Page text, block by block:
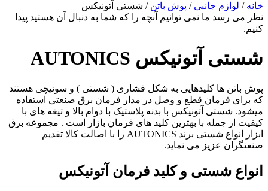
خانه / لوازم جانبی / پوش باتن / شستی آتونیکس
نظر می رسد ما نمی توانیم آنچه را که شما به دنبال آن هستید پیدا
کنیم.
شستی آتونیکس AUTONICS
پوش باتن ها کلیدهایی به شکل فشاری ( شستی ) و سوئیچی هستند
که برای فرمان قطع و وصل در مدار فرمان برق صنعتی استفاده
میشود. شستی آتونیکس با بدنه پلاستیک با دوام بالا و تیغه های با
کیفیت از جمله با بهترین کلید های فرمان بازار است . مجموعه برق
ابزار انواع شستی برند AUTONICS را با اصالت کالا تقدیم
صنعتگران عزیز می نماید.
انواع شستی و کلید فرمان آتونیکس